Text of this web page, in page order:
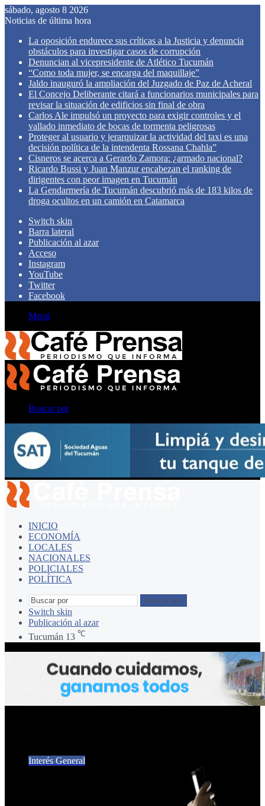
sábado, agosto 8 2026
Noticias de última hora
La oposición endurece sus críticas a la Justicia y denuncia
obstáculos para investigar casos de corrupción
Denuncian al vicepresidente de Atlético Tucumán
“Como toda mujer, se encarga del maquillaje”
Jaldo inauguró la ampliación del Juzgado de Paz de Acheral
El Concejo Deliberante citará a funcionarios municipales para
revisar la situación de edificios sin final de obra
Carlos Ale impulsó un proyecto para exigir controles y el
vallado inmediato de bocas de tormenta peligrosas
Proteger al usuario y jerarquizar la actividad del taxi es una
decisión política de la intendenta Rossana Chahla”
Cisneros se acerca a Gerardo Zamora: ¿armado nacional?
Ricardo Bussi y Juan Manzur encabezan el ranking de
dirigentes con peor imagen en Tucumán
La Gendarmería de Tucumán descubrió más de 183 kilos de
droga ocultos en un camión en Catamarca
Switch skin
Barra lateral
Publicación al azar
Acceso
Instagram
YouTube
Twitter
Facebook
Menú
Buscar por
INICIO
ECONOMÍA
LOCALES
NACIONALES
POLICIALES
POLÍTICA
Buscar por
Switch skin
Publicación al azar
Tucumán 13 ℃
Interés General